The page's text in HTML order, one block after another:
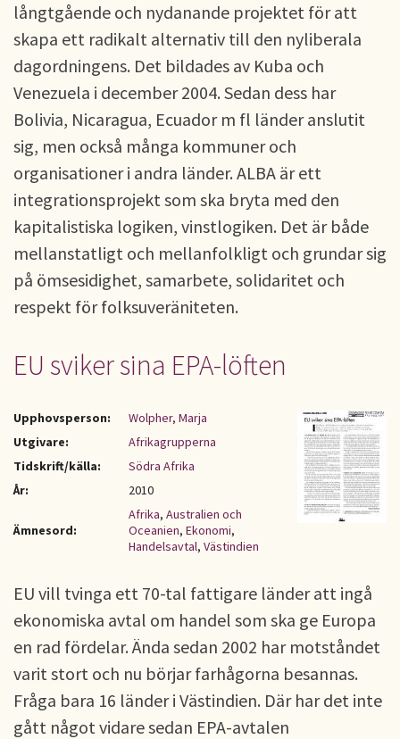
långtgående och nydanande projektet för att
skapa ett radikalt alternativ till den nyliberala
dagordningens. Det bildades av Kuba och
Venezuela i december 2004. Sedan dess har
Bolivia, Nicaragua, Ecuador m fl länder anslutit
sig, men också många kommuner och
organisationer i andra länder. ALBA är ett
integrationsprojekt som ska bryta med den
kapitalistiska logiken, vinstlogiken. Det är både
mellanstatligt och mellanfolkligt och grundar sig
på ömsesidighet, samarbete, solidaritet och
respekt för folksuveräniteten.
EU sviker sina EPA-löften
Upphovsperson:
Wolpher, Marja
Utgivare:
Afrikagrupperna
Tidskrift/källa:
Södra Afrika
År:
2010
Ämnesord:
Afrika, Australien och
Oceanien, Ekonomi,
Handelsavtal, Västindien
EU vill tvinga ett 70-tal fattigare länder att ingå
ekonomiska avtal om handel som ska ge Europa
en rad fördelar. Ända sedan 2002 har motståndet
varit stort och nu börjar farhågorna besannas.
Fråga bara 16 länder i Västindien. Där har det inte
gått något vidare sedan EPA-avtalen